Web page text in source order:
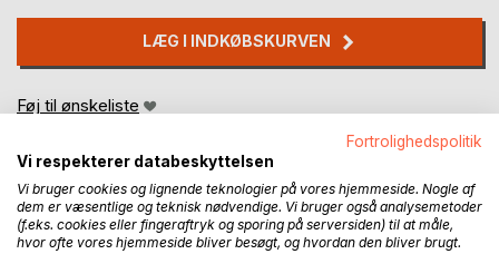
LÆG I INDKØBSKURVEN
Føj til ønskeliste
Fortrolighedspolitik
Vi respekterer databeskyttelsen
Vi bruger cookies og lignende teknologier på vores hjemmeside. Nogle af
dem er væsentlige og teknisk nødvendige. Vi bruger også analysemetoder
(f.eks. cookies eller fingeraftryk og sporing på serversiden) til at måle,
hvor ofte vores hjemmeside bliver besøgt, og hvordan den bliver brugt.